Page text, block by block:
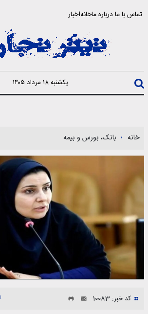
تماس با مادرباره ماخانهاخبار
یکشنبه ۱۸ مرداد ۱۴۰۵
خانه بانک، بورس و بیمه
کد خبر: 10083